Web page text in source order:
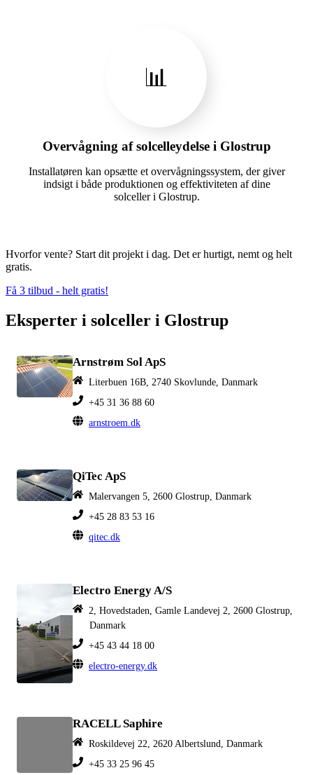
📊
Overvågning af solcelleydelse i Glostrup
Installatøren kan opsætte et overvågningssystem, der giver
indsigt i både produktionen og effektiviteten af dine
solceller i Glostrup.
Hvorfor vente? Start dit projekt i dag. Det er hurtigt, nemt og helt
gratis.
Få 3 tilbud - helt gratis!
Eksperter i solceller i Glostrup
Arnstrøm Sol ApS
Literbuen 16B, 2740 Skovlunde, Danmark
+45 31 36 88 60
arnstroem.dk
QiTec ApS
Malervangen 5, 2600 Glostrup, Danmark
+45 28 83 53 16
qitec.dk
Electro Energy A/S
2, Hovedstaden, Gamle Landevej 2, 2600 Glostrup,
Danmark
+45 43 44 18 00
electro-energy.dk
RACELL Saphire
Roskildevej 22, 2620 Albertslund, Danmark
+45 33 25 96 45